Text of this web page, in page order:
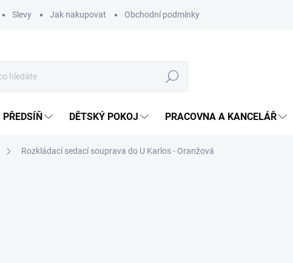
Slevy Jak nakupovat Obchodní podmínky Podmínky ochrany
Hledat
PŘEDSÍŇ DĚTSKÝ POKOJ PRACOVNA A KANCELÁŘ
Rozkládací sedací souprava do U Karlos - Oranžová